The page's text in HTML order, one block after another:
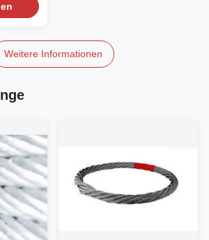
Weitere Informationen